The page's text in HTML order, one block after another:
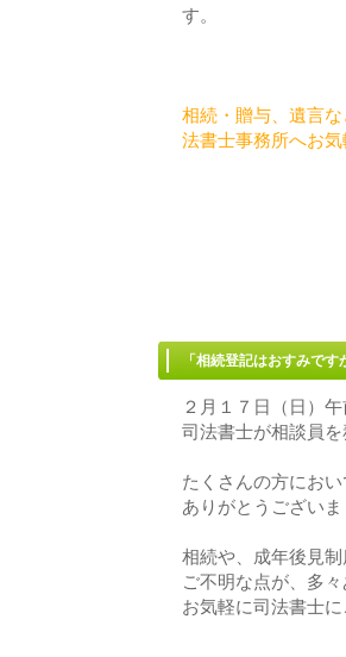
す。
相続・贈与、遺言
法書士事務所へお
「相続登記はおすみ
２月１７日（日）
司法書士が相談員
たくさんの方にお
ありがとうござい
相続や、成年後見
ご不明な点が、多
お気軽に司法書士